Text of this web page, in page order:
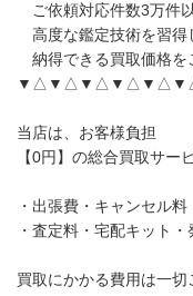
ご依頼対応件数3万件
高度な鑑定技術を習得
納得できる買取価格を
当店は、お客様負担
【0円】の総合買取サー
・出張費・キャンセル料
・査定料・宅配キット
買取にかかる費用は一切